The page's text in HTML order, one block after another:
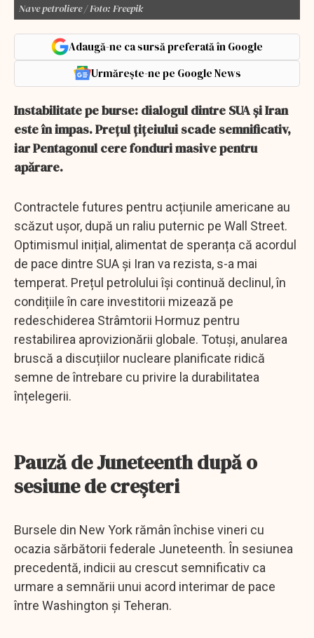
Nave petroliere / Foto: Freepik
Adaugă-ne ca sursă preferată în Google
Urmărește-ne pe Google News
Instabilitate pe burse: dialogul dintre SUA și Iran
este în impas. Prețul țițeiului scade semnificativ,
iar Pentagonul cere fonduri masive pentru
apărare.
Contractele futures pentru acțiunile americane au
scăzut ușor, după un raliu puternic pe Wall Street.
Optimismul inițial, alimentat de speranța că acordul
de pace dintre SUA și Iran va rezista, s-a mai
temperat. Prețul petrolului își continuă declinul, în
condițiile în care investitorii mizează pe
redeschiderea Strâmtorii Hormuz pentru
restabilirea aprovizionării globale. Totuși, anularea
bruscă a discuțiilor nucleare planificate ridică
semne de întrebare cu privire la durabilitatea
înțelegerii.
Pauză de Juneteenth după o
sesiune de creșteri
Bursele din New York rămân închise vineri cu
ocazia sărbătorii federale Juneteenth. În sesiunea
precedentă, indicii au crescut semnificativ ca
urmare a semnării unui acord interimar de pace
între Washington și Teheran.